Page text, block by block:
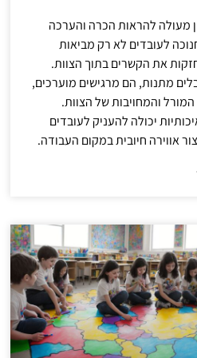
מעולה להראות הכרה והערכה
לעובדים לא רק מביאות
את הקשרים בתוך הצוות.
מתנות, הם מרגישים מוערכים,
והמחויבות של הצוות.
יכולה להעניק לעובדים
אווירה חיובית במקום העבודה.